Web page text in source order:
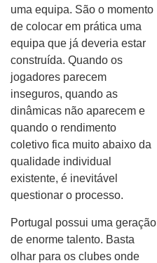
uma equipa. São o momento
de colocar em prática uma
equipa que já deveria estar
construída. Quando os
jogadores parecem
inseguros, quando as
dinâmicas não aparecem e
quando o rendimento
coletivo fica muito abaixo da
qualidade individual
existente, é inevitável
questionar o processo.
Portugal possui uma geração
de enorme talento. Basta
olhar para os clubes onde